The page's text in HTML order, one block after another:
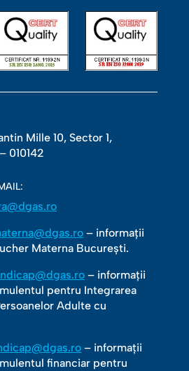
Mille 10, Sector 1,
010142
– informații
Materna București.
– informații
pentru Integrarea
Adulte cu
– informații
financiar pentru